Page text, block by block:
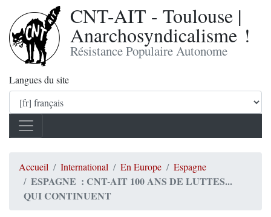
CNT-AIT - Toulouse |
Anarchosyndicalisme !
Résistance Populaire Autonome
Langues du site
Accueil International En Europe Espagne
ESPAGNE : CNT-AIT 100 ANS DE LUTTES...
QUI CONTINUENT